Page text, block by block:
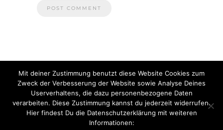
Mit deiner Zustimmung benutzt diese Website Cookies zum
Zweck der Verbesserung der Website sowie Analyse Deines
Userverhaltens, die dazu personenbezogene Daten
verarbeiten. Diese Zustimmung kannst du jederzeit widerrufen.
Hier findest Du die Datenschutzerklärung mit weiteren
Informationen: